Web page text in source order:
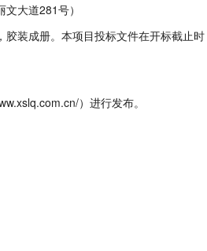
大道281号）
装成册。本项目投标文件在开标截止时
）进行发布。